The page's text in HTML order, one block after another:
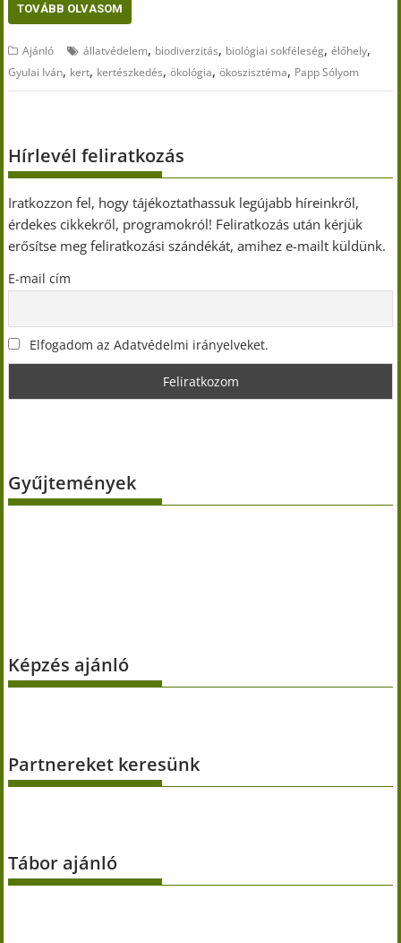
TOVÁBB OLVASOM
Ajánló állatvédelem, biodiverzitás, biológiai sokféleség,élőhely,
Gyulai Iván, kert, kertészkedés,ökológia,ökoszisztéma, Papp Sólyom
Hírlevél feliratkozás
Iratkozzon fel, hogy tájékoztathassuk legújabb híreinkről,
érdekes cikkekről, programokról! Feliratkozás után kérjük
erősítse meg feliratkozási szándékát, amihez e-mailt küldünk.
E-mail cím
Elfogadom az Adatvédelmi irányelveket.
Gyűjtemények
Képzés ajánló
Partnereket keresünk
Tábor ajánló